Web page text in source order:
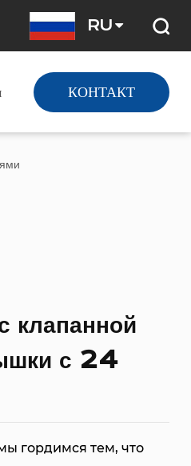
RU
КОНТАКТ
клапанной
с 24
гордимся тем, что